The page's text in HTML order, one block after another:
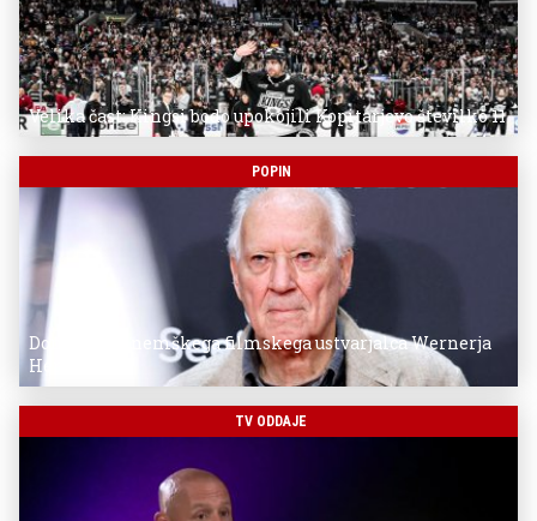
Velika čast: Kingsi bodo upokojili Kopitarjevo številko 11
POPIN
Donostia za nemškega filmskega ustvarjalca Wernerja
Herzoga
TV ODDAJE